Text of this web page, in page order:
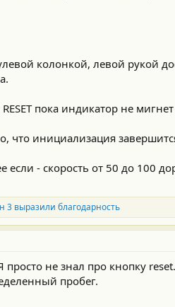
колонкой, левой рукой
пока индикатор не мигнет
что инициализация
- скорость от 50 до 100
3выразили благодарность
просто не знал про кнопку
пробег.